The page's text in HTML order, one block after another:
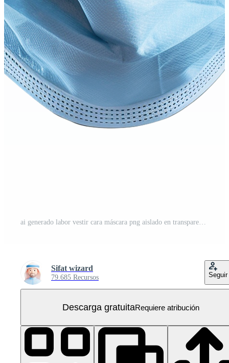
ai generado labor vestir cara máscara png aislado en transparente antecedentes PNG Gratis
Sifat wizard
79.685 Recursos Seguir
Descarga gratuitaRequiere atribución